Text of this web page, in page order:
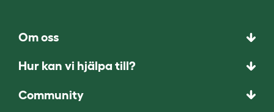
Om oss
Hur kan vi hjälpa till?
Community